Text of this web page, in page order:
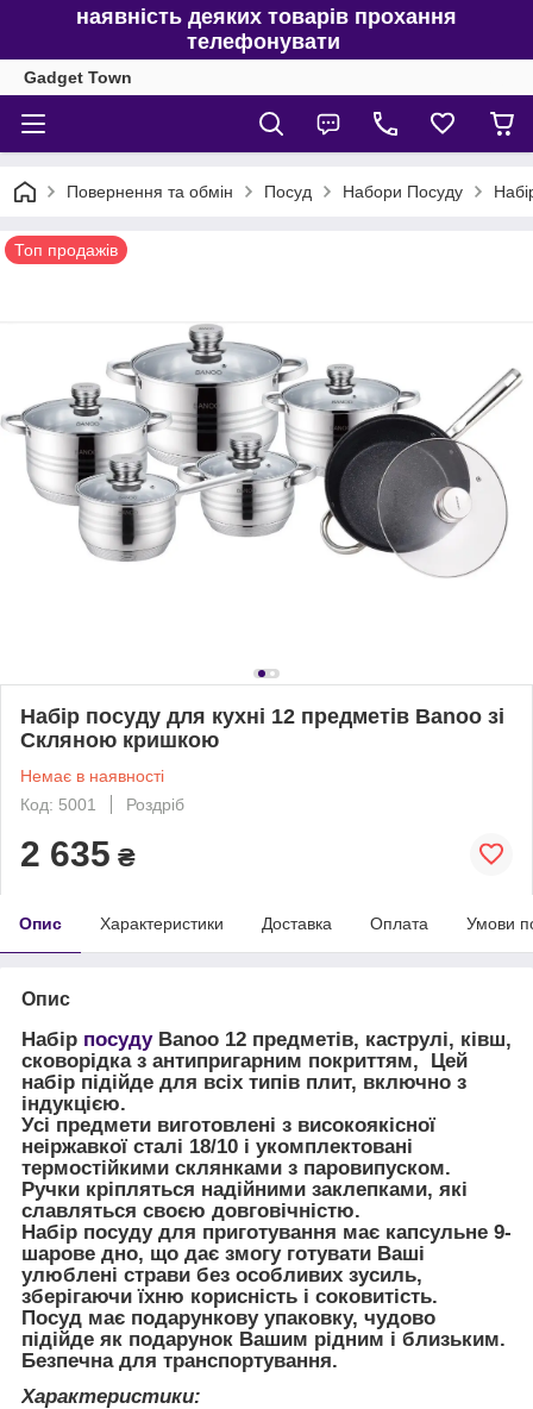
наявність деяких товарів прохання
телефонувати
Gadget Town
Повернення та обмін Посуд Набори Посуду
Топ продажів
Набір посуду для кухні 12 предметів Banoo зі
Скляною кришкою
Немає в наявності
Код: 5001
Роздріб
2 635 ₴
Опис Характеристики Доставка Оплата Умови
Опис
Набір посудуBanoo 12 предметів, каструлі, ківш,
сковорідка з антипригарним покриттям, Цей
набір підійде для всіх типів плит, включно з
індукцією.
Усі предмети виготовлені з високоякісної
неіржавкої сталі 18/10 і укомплектовані
термостійкими склянками з паровипуском.
Ручки кріпляться надійними заклепками, які
славляться своєю довговічністю.
Набір посуду для приготування має капсульне 9-
шарове дно, що дає змогу готувати Ваші
улюблені страви без особливих зусиль,
зберігаючи їхню корисність і соковитість.
Посуд має подарункову упаковку, чудово
підійде як подарунок Вашим рідним і близьким.
Безпечна для транспортування.
Характеристики: